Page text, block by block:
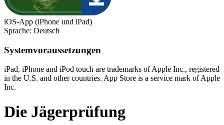
iOS-App (iPhone und iPad)
Sprache: Deutsch
Systemvoraussetzungen
iPad, iPhone and iPod touch are trademarks of Apple Inc., registered
in the U.S. and other countries. App Store is a service mark of Apple
Inc.
Die Jägerprüfung